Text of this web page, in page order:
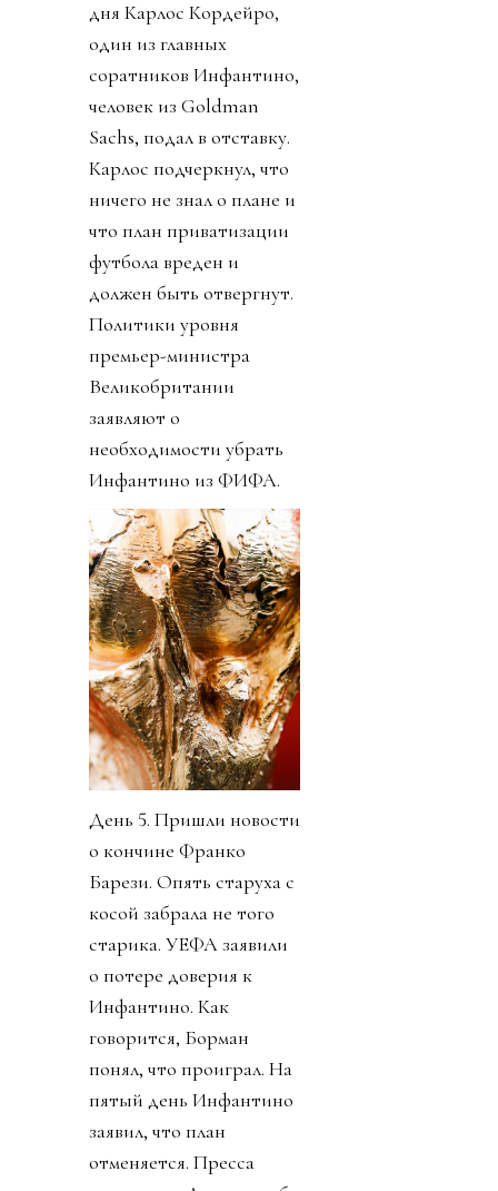
дня Карлос Кордейро,
один из главных
соратников Инфантино,
человек из Goldman
Sachs, подал в отставку.
Карлос подчеркнул, что
ничего не знал о плане и
что план приватизации
футбола вреден и
должен быть отвергнут.
Политики уровня
премьер-министра
Великобритании
заявляют о
необходимости убрать
Инфантино из ФИФА.
День 5. Пришли новости
о кончине Франко
Барези. Опять старуха с
косой забрала не того
старика. УЕФА заявили
о потере доверия к
Инфантино. Как
говорится, Борман
понял, что проиграл. На
пятый день Инфантино
заявил, что план
отменяется. Пресса